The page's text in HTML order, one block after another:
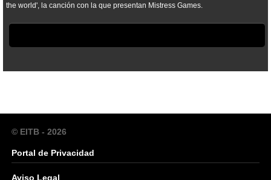
the world', la canción con la que presentan Mistress Games.
© EITB - 2026
Portal de Privacidad
Aviso Legal